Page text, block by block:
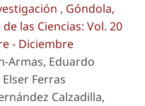
, Góndola,
las Ciencias: Vol. 20
- Diciembre
Armas, Eduardo
Ferras
Calzadilla,